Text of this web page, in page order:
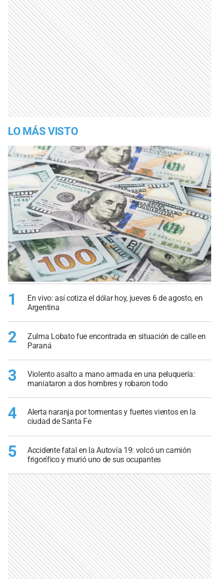
LO MÁS VISTO
1
En vivo: así cotiza el dólar hoy, jueves 6 de agosto, en
Argentina
2
Zulma Lobato fue encontrada en situación de calle en
Paraná
3
Violento asalto a mano armada en una peluquería:
maniataron a dos hombres y robaron todo
4
Alerta naranja por tormentas y fuertes vientos en la
ciudad de Santa Fe
5
Accidente fatal en la Autovía 19: volcó un camión
frigorífico y murió uno de sus ocupantes